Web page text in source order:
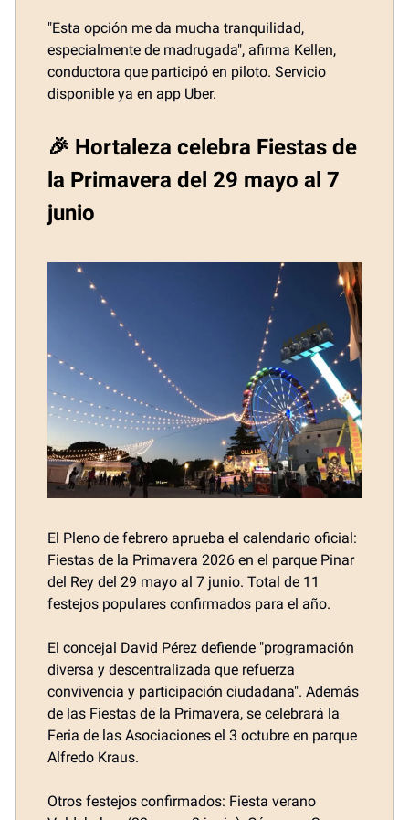
"Esta opción me da mucha tranquilidad,
especialmente de madrugada", afirma Kellen,
conductora que participó en piloto. Servicio
disponible ya en app Uber.
🎉 Hortaleza celebra Fiestas de
la Primavera del 29 mayo al 7
junio
El Pleno de febrero aprueba el calendario oficial:
Fiestas de la Primavera 2026 en el parque Pinar
del Rey del 29 mayo al 7 junio. Total de 11
festejos populares confirmados para el año.
El concejal David Pérez defiende "programación
diversa y descentralizada que refuerza
convivencia y participación ciudadana". Además
de las Fiestas de la Primavera, se celebrará la
Feria de las Asociaciones el 3 octubre en parque
Alfredo Kraus.
Otros festejos confirmados: Fiesta verano